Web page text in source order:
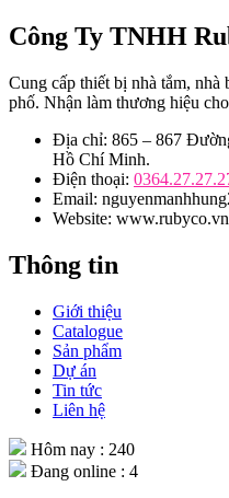
Công Ty TNHH
Cung cấp thiết bị nhà tắm, nhà
phố. Nhận làm thương hiệu
Địa chỉ: 865 – 867
Hồ Chí Minh.
Điện thoại:
Email:
Website: www.rubyco.vn
Thông tin
Giới thiệu
Catalogue
Sản phẩm
Dự án
Tin tức
Liên hệ
Hôm nay : 240
Đang online : 4